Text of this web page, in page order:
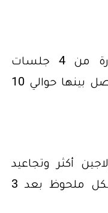
من المستحسن القيام بدورة من 4 جلسات
للحصول على نتائج فعّالة، تفصل بينها حوالي 10
أكثر وتجاعيد
أقل! تظهر نتيجة العلاج بشكل ملحوظ بعد 3